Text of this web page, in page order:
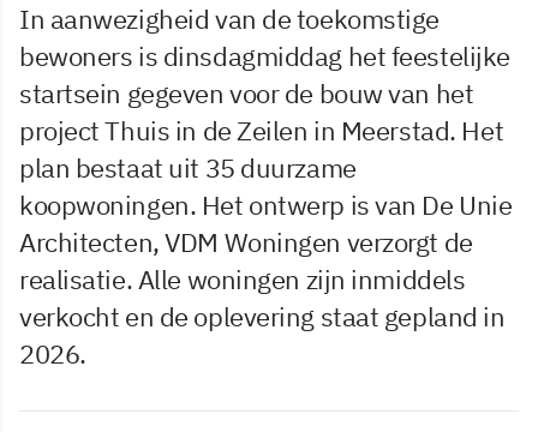
In aanwezigheid van de toekomstige
bewoners is dinsdagmiddag het feestelijke
startsein gegeven voor de bouw van het
project Thuis in de Zeilen in Meerstad. Het
plan bestaat uit 35 duurzame
koopwoningen. Het ontwerp is van De Unie
Architecten, VDM Woningen verzorgt de
realisatie. Alle woningen zijn inmiddels
verkocht en de oplevering staat gepland in
2026.